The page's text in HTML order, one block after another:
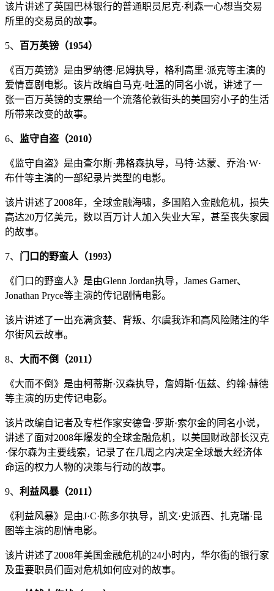
该片讲述了英国巴林银行的普通职员尼克·利森一心想当交易
所里的交易员的故事。
5、 百万英镑（1954）
《百万英镑》是由罗纳德·尼姆执导，格利高里·派克等主演的
爱情喜剧电影。该片改编自马克·吐温的同名小说，讲述了一
张一百万英镑的支票给一个流落伦敦街头的美国穷小子的生活
所带来改变的故事。
6、 监守自盗（2010）
《监守自盗》是由查尔斯·弗格森执导，马特·达蒙、乔治·W·
布什等主演的一部纪录片类型的电影。
该片讲述了2008年，全球金融海啸，多国陷入金融危机，损失
高达20万亿美元，数以百万计人加入失业大军，甚至丧失家园
的故事。
7、 门口的野蛮人（1993）
《门口的野蛮人》是由Glenn Jordan执导，James Garner、
Jonathan Pryce等主演的传记剧情电影。
该片讲述了一出充满贪婪、背叛、尔虞我诈和高风险赌注的华
尔街风云故事。
8、 大而不倒（2011）
《大而不倒》是由柯蒂斯·汉森执导，詹姆斯·伍兹、约翰·赫德
等主演的历史传记电影。
该片改编自记者及专栏作家安德鲁·罗斯·索尔金的同名小说，
讲述了面对2008年爆发的全球金融危机，以美国财政部长汉克
·保尔森为主要线索，记录了在几周之内决定全球最大经济体
命运的权力人物的决策与行动的故事。
9、 利益风暴（2011）
《利益风暴》是由J·C·陈多尔执导，凯文·史派西、扎克瑞·昆
图等主演的剧情电影。
该片讲述了2008年美国金融危机的24小时内，华尔街的银行家
及重要职员们面对危机如何应对的故事。